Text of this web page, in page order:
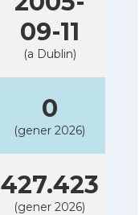
09-11
(a Dublin)
0
(gener 2026)
427.423
(gener 2026)